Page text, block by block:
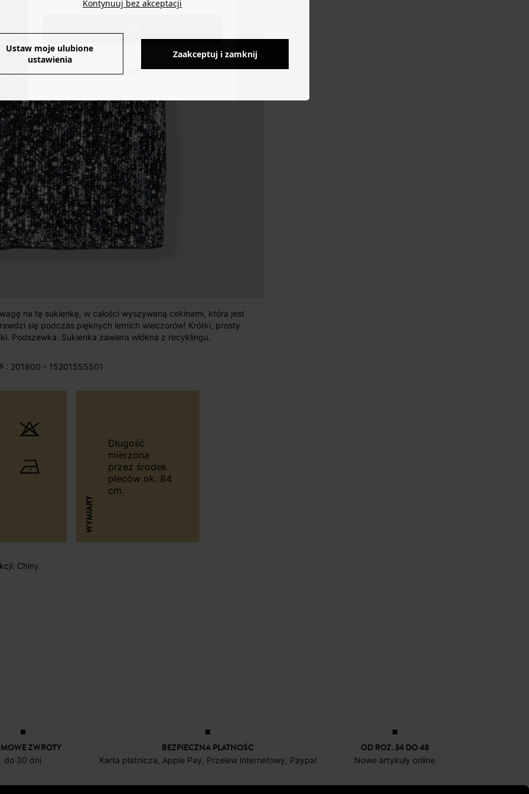
na tę sukienkę, w całości wyszywaną cekinami, która jest
się podczas pięknych letnich wieczorów! Krótki, prosty
Podszewka. Sukienka zawiera włókna z recyklingu.
: 201800 - 15201555501
WYMIARY
Długość
mierzona
przez środek
pleców ok. 84
cm.
Chiny.
ZWROTY
do 30 dni
BEZPIECZNA PŁATNOŚC
Karta płatnicza, Apple Pay, Przelew internetowy, Paypal
OD ROZ. 34 DO 48
Nowe artykuły online
Kontynuuj bez akceptacji
Ustaw moje ulubione
ustawienia
Zaakceptuj i zamknij